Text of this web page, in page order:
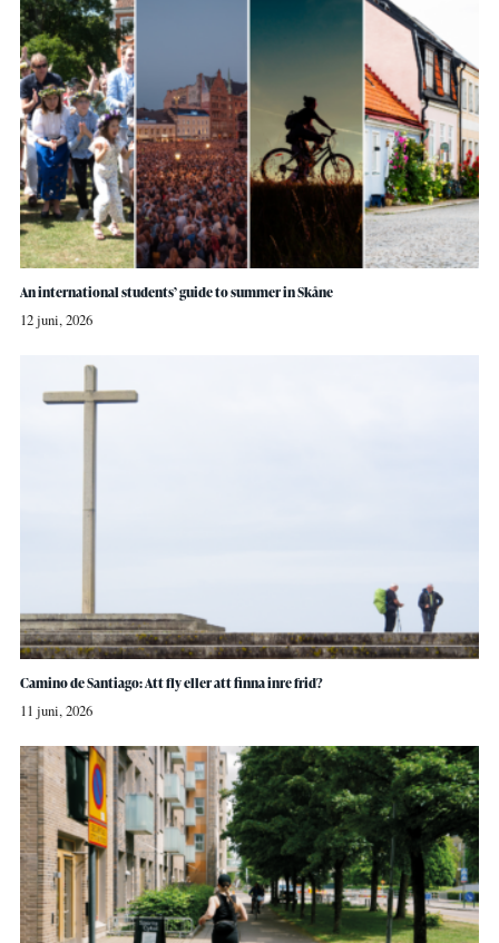
An international students’ guide to summer in Skåne
12 juni, 2026
Camino de Santiago: Att fly eller att finna inre frid?
11 juni, 2026